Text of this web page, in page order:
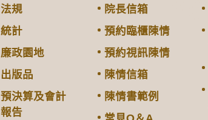
法規
統計
廉政園地
出版品
預決算及會計
報告
院長信箱
預約臨櫃陳情
預約視訊陳情
陳情信箱
陳情書範例